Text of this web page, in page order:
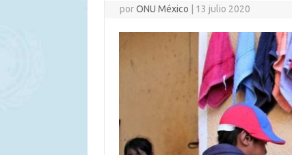
porONU México 13 julio 2020